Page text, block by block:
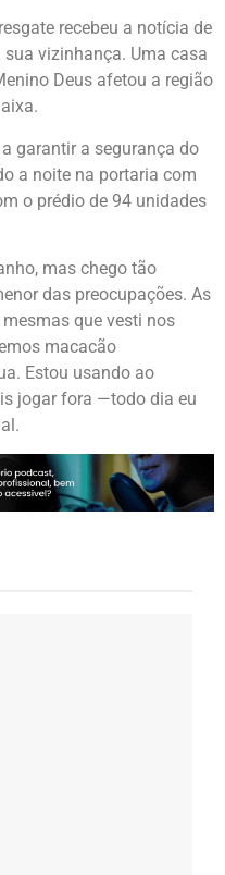
recebeu a notícia de
vizinhança. Uma casa
Deus afetou a região
garantir a segurança do
a noite na portaria com
o prédio de 94 unidades
mas chego tão
das preocupações. As
que vesti nos
macacão
Estou usando ao
jogar fora —todo dia eu